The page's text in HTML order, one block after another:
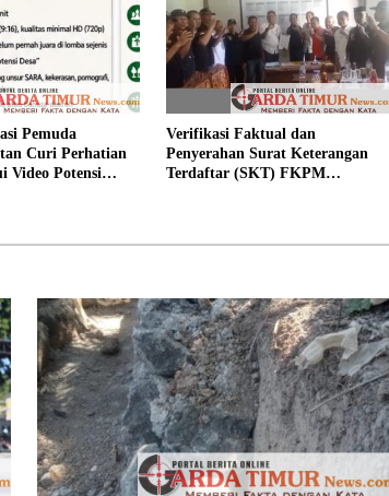
Pemuda
Curi Perhatian
Video Potensi
Verifikasi Faktual dan
Penyerahan Surat Keterangan
Terdaftar (SKT) FKPM